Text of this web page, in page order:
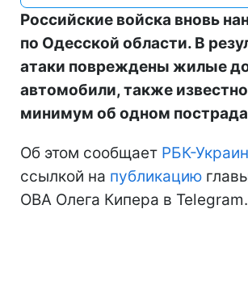
Российские войска вновь
по Одесской области. В
атаки повреждены жилые
автомобили, также
минимум об одном
Об этом сообщает РБК-
ссылкой на публикацию
ОВА Олега Кипера в Telegram.